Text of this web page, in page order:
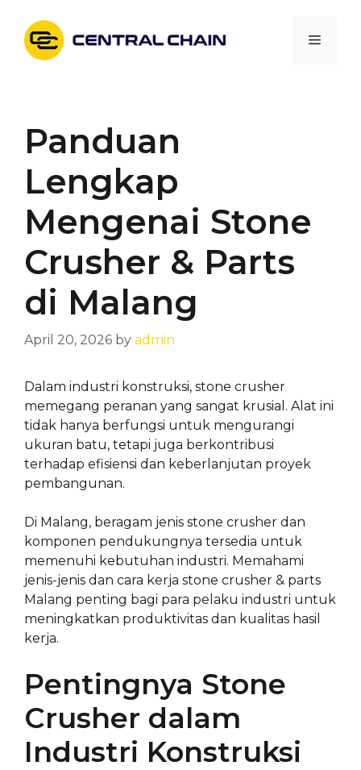
content
Menu
Panduan
Lengkap
Mengenai Stone
Crusher & Parts
di Malang
April 20, 2026 by admin
Dalam industri konstruksi, stone crusher
memegang peranan yang sangat krusial. Alat ini
tidak hanya berfungsi untuk mengurangi
ukuran batu, tetapi juga berkontribusi
terhadap efisiensi dan keberlanjutan proyek
pembangunan.
Di Malang, beragam jenis stone crusher dan
komponen pendukungnya tersedia untuk
memenuhi kebutuhan industri. Memahami
jenis-jenis dan cara kerja stone crusher & parts
Malang penting bagi para pelaku industri untuk
meningkatkan produktivitas dan kualitas hasil
kerja.
Pentingnya Stone
Crusher dalam
Industri Konstruksi